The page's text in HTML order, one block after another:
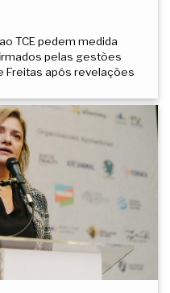
TCE pedem medida
pelas gestões
Freitas após revelações